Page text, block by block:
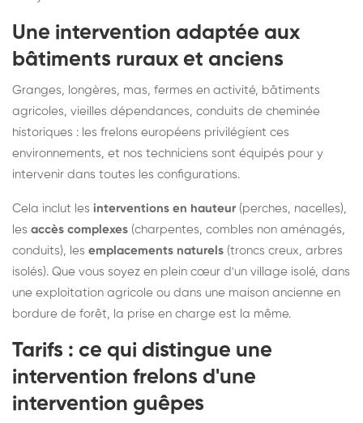
Une intervention adaptée aux
bâtiments ruraux et anciens
Granges, longères, mas, fermes en activité, bâtiments
agricoles, vieilles dépendances, conduits de cheminée
historiques : les frelons européens privilégient ces
environnements, et nos techniciens sont équipés pour y
intervenir dans toutes les configurations.
Cela inclut les interventions en hauteur (perches, nacelles),
les accès complexes (charpentes, combles non aménagés,
conduits), les emplacements naturels (troncs creux, arbres
isolés). Que vous soyez en plein cœur d'un village isolé, dans
une exploitation agricole ou dans une maison ancienne en
bordure de forêt, la prise en charge est la même.
Tarifs : ce qui distingue une
intervention frelons d'une
intervention guêpes